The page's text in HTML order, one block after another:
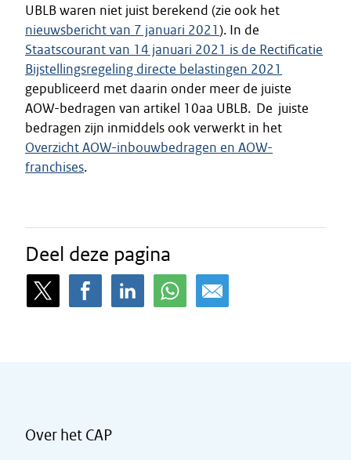
UBLB waren niet juist berekend (zie ook het
nieuwsbericht van 7 januari 2021). In de
Staatscourant van 14 januari 2021 is de Rectificatie
Bijstellingsregeling directe belastingen 2021
gepubliceerd met daarin onder meer de juiste
AOW-bedragen van artikel 10aa UBLB. De juiste
bedragen zijn inmiddels ook verwerkt in het
Overzicht AOW-inbouwbedragen en AOW-
franchises.
Deel deze pagina
Over het CAP